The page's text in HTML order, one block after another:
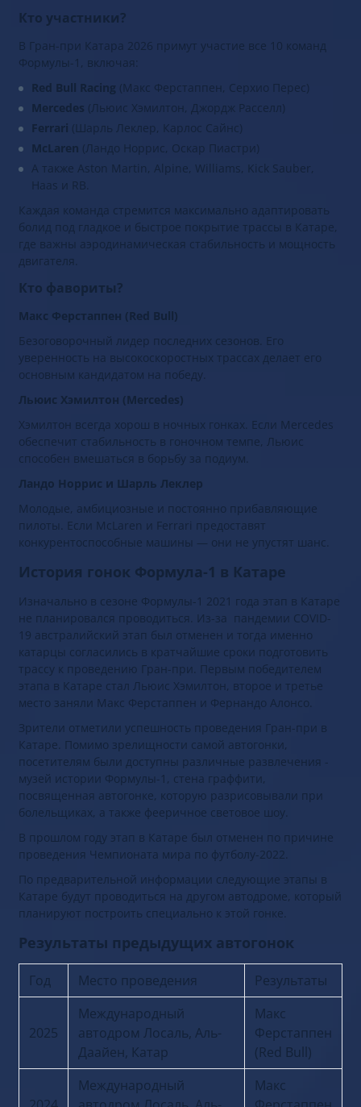
Кто участники?
В Гран-при Катара 2026 примут участие все 10 команд
Формулы-1, включая:
Red Bull Racing (Макс Ферстаппен, Серхио Перес)
Mercedes (Льюис Хэмилтон, Джордж Расселл)
Ferrari (Шарль Леклер, Карлос Сайнс)
McLaren (Ландо Норрис, Оскар Пиастри)
А также Aston Martin, Alpine, Williams, Kick Sauber,
Haas и RB.
Каждая команда стремится максимально адаптировать
болид под гладкое и быстрое покрытие трассы в Катаре,
где важны аэродинамическая стабильность и мощность
двигателя.
Кто фавориты?
Макс Ферстаппен (Red Bull)
Безоговорочный лидер последних сезонов. Его
уверенность на высокоскоростных трассах делает его
основным кандидатом на победу.
Льюис Хэмилтон (Mercedes)
Хэмилтон всегда хорош в ночных гонках. Если Mercedes
обеспечит стабильность в гоночном темпе, Льюис
способен вмешаться в борьбу за подиум.
Ландо Норрис и Шарль Леклер
Молодые, амбициозные и постоянно прибавляющие
пилоты. Если McLaren и Ferrari предоставят
конкурентоспособные машины — они не упустят шанс.
История гонок Формула-1 в Катаре
Изначально в сезоне Формулы-1 2021 года этап в Катаре
не планировался проводиться. Из-за пандемии COVID-
19 австралийский этап был отменен и тогда именно
катарцы согласились в кратчайшие сроки подготовить
трассу к проведению Гран-при. Первым победителем
этапа в Катаре стал Льюис Хэмилтон, второе и третье
место заняли Макс Ферстаппен и Фернандо Алонсо.
Зрители отметили успешность проведения Гран-при в
Катaре. Помимо зрелищности самой автогонки,
посетителям были доступны различные развлечения -
музей истории Формулы-1, стена граффити,
посвященная автогонке, которую разрисовывали при
болельщиках, а также фееричное световое шоу.
В прошлом году этап в Катаре был отменен по причине
проведения Чемпионата мира по футболу-2022.
По предварительной информации следующие этапы в
Катаре будут проводиться на другом автодроме, который
планируют построить специально к этой гонке.
Результаты предыдущих автогонок
Год Место проведения Результаты
2025
Международный
автодром Лосаль, Аль-
Даайен, Катар
Макс
Ферстаппен
(Red Bull)
Международный
Макс